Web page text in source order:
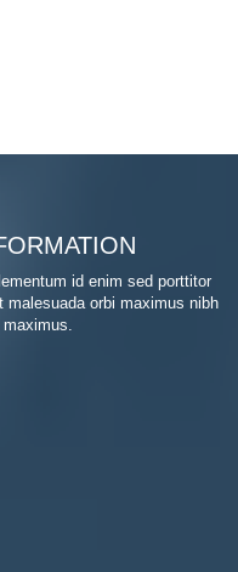
id enim sed porttitor
malesuada orbi maximus nibh